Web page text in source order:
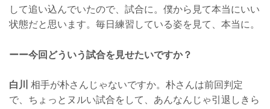
して追い込んでいたので、試合に。僕から見て本当にいい
状態だと思います。毎日練習している姿を見て、本当に。
ーー今回どういう試合を見せたいですか？
白川
相手が朴さんじゃないですか。朴さんは前回判定
で、ちょっとヌルい試合をして、あんなんじゃ引退しきら